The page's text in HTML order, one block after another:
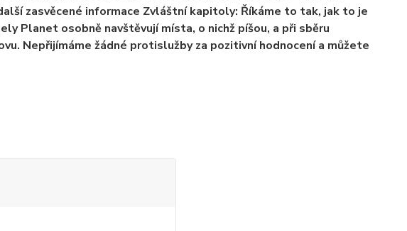
zasvěcené informace Zvláštní kapitoly: Říkáme to tak, jak to je
Planet osobně navštěvují místa, o nichž píšou, a při sběru
Nepřijímáme žádné protislužby za pozitivní hodnocení a můžete